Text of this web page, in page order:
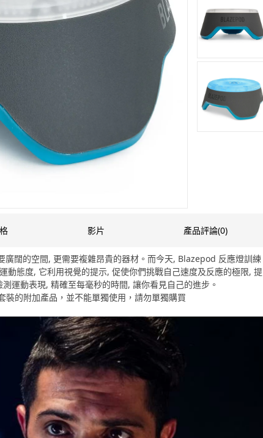
影片 產品評論(0)
廣闊的空間, 更需要複雜昂貴的器材。而今天, Blazepod 反應燈訓練
動態度, 它利用視覺的提示, 促使你們挑戰自己速度及反應的極限, 提
運動表現, 精確至每毫秒的時間, 讓你看見自己的進步。
的附加產品，並不能單獨使用，請勿單獨購買